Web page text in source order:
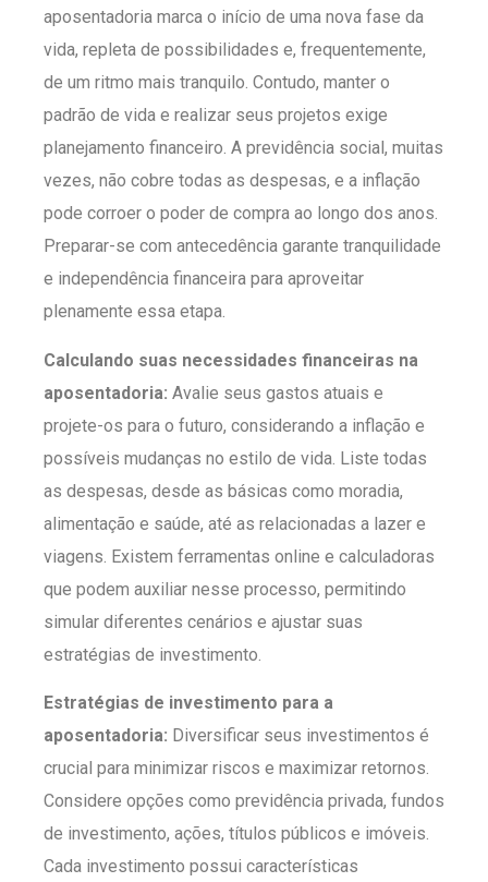
aposentadoria marca o início de uma nova fase da
vida, repleta de possibilidades e, frequentemente,
de um ritmo mais tranquilo. Contudo, manter o
padrão de vida e realizar seus projetos exige
planejamento financeiro. A previdência social, muitas
vezes, não cobre todas as despesas, e a inflação
pode corroer o poder de compra ao longo dos anos.
Preparar-se com antecedência garante tranquilidade
e independência financeira para aproveitar
plenamente essa etapa.
Calculando suas necessidades financeiras na
aposentadoria: Avalie seus gastos atuais e
projete-os para o futuro, considerando a inflação e
possíveis mudanças no estilo de vida. Liste todas
as despesas, desde as básicas como moradia,
alimentação e saúde, até as relacionadas a lazer e
viagens. Existem ferramentas online e calculadoras
que podem auxiliar nesse processo, permitindo
simular diferentes cenários e ajustar suas
estratégias de investimento.
Estratégias de investimento para a
aposentadoria: Diversificar seus investimentos é
crucial para minimizar riscos e maximizar retornos.
Considere opções como previdência privada, fundos
de investimento, ações, títulos públicos e imóveis.
Cada investimento possui características